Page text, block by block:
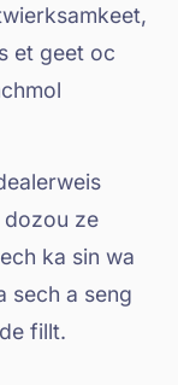
et geet oc
dozou ze
ka sin wa
sech a seng
fillt.